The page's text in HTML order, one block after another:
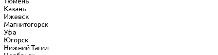
Казань
Ижевск
Магнитогорск
Уфа
Югорск
Нижний Тагил